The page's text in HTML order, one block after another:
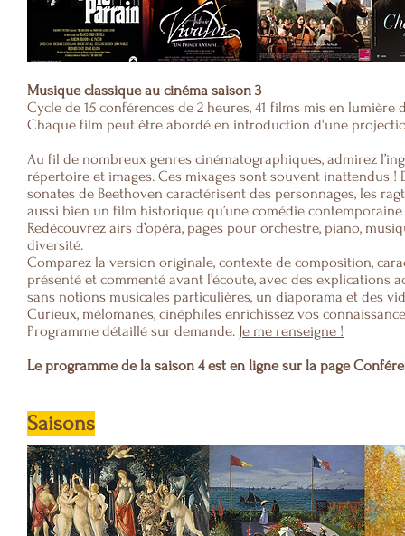
​Musique classique au cinéma saison 3
​Cycle de 15 conférences de 2 heures, 41 films mis en lumière
Chaque film peut être abordé en introduction d'une
Au fil de nombreux genres cinématographiques, admirez
répertoire et images. Ces mixages sont souvent inattendus
sonates de Beethoven caractérisent des personnages, les
aussi bien un film historique qu’une comédie contemporaine
Redécouvrez airs d’opéra, pages pour orchestre, piano,
diversité.
Comparez la version originale, contexte de composition,
présenté et commenté avant l’écoute, avec des explications
sans notions musicales particulières, un diaporama et des
Curieux, mélomanes, cinéphiles enrichissez vos
Programme détaillé sur demande. Je me renseigne !
Le programme de la saison 4 est en ligne sur la page
Saisons